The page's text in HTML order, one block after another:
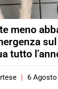
meno
tutto
6